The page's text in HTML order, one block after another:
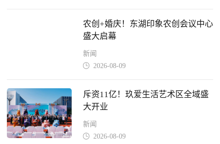
农创+婚庆！东湖印象农创会议中心
盛大启幕
新闻
 2026-08-09
斥资11亿！玖爱生活艺术区全域盛
大开业
新闻
 2026-08-09